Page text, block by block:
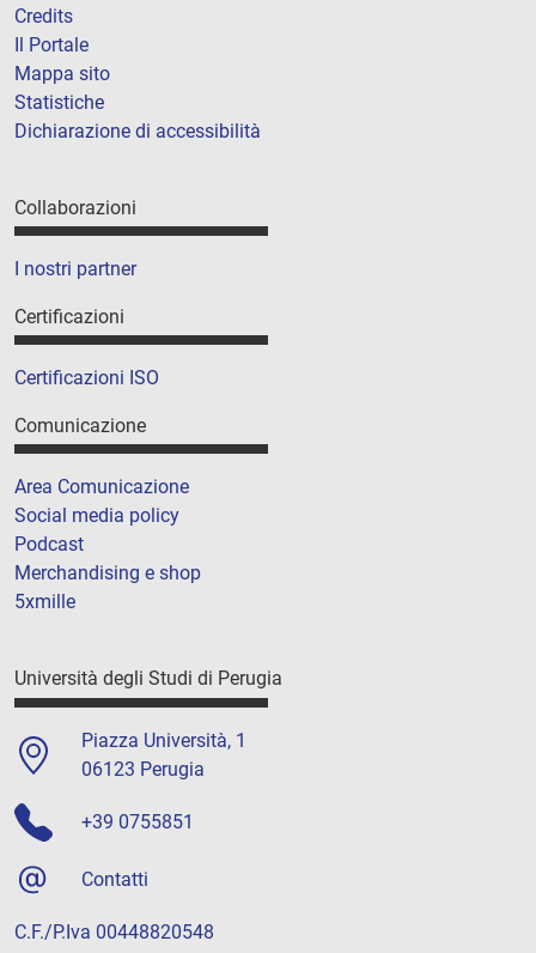
Credits
Il Portale
Mappa sito
Statistiche
Dichiarazione di accessibilità
Collaborazioni
I nostri partner
Certificazioni
Certificazioni ISO
Comunicazione
Area Comunicazione
Social media policy
Podcast
Merchandising e shop
5xmille
Università degli Studi di Perugia
Piazza Università, 1
06123 Perugia
+39 0755851
Contatti
C.F./P.Iva 00448820548